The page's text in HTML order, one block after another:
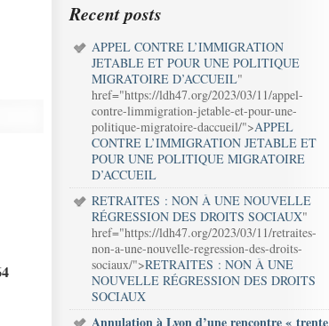
Recent posts
APPEL CONTRE L’IMMIGRATION
JETABLE ET POUR UNE POLITIQUE
MIGRATOIRE D’ACCUEIL"
href="https://ldh47.org/2023/03/11/appel-
contre-limmigration-jetable-et-pour-une-
politique-migratoire-daccueil/">APPEL
CONTRE L’IMMIGRATION JETABLE ET
POUR UNE POLITIQUE MIGRATOIRE
D’ACCUEIL
RETRAITES : NON À UNE NOUVELLE
RÉGRESSION DES DROITS SOCIAUX"
href="https://ldh47.org/2023/03/11/retraites-
non-a-une-nouvelle-regression-des-droits-
sociaux/">RETRAITES : NON À UNE
NOUVELLE RÉGRESSION DES DROITS
SOCIAUX
Annulation à Lyon d’une rencontre « trente